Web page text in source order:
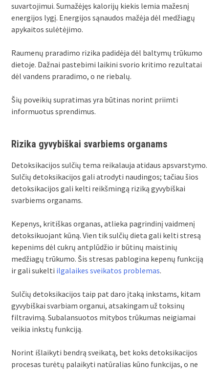
suvartojimui. Sumažėjęs kalorijų kiekis lemia mažesnį
energijos lygį. Energijos sąnaudos mažėja dėl medžiagų
apykaitos sulėtėjimo.
Raumenų praradimo rizika padidėja dėl baltymų trūkumo
dietoje. Dažnai pastebimi laikini svorio kritimo rezultatai
dėl vandens praradimo, o ne riebalų.
Šių poveikių supratimas yra būtinas norint priimti
informuotus sprendimus.
Rizika gyvybiškai svarbiems organams
Detoksikacijos sulčių tema reikalauja atidaus apsvarstymo.
Sulčių detoksikacijos gali atrodyti naudingos; tačiau šios
detoksikacijos gali kelti reikšmingą riziką gyvybiškai
svarbiems organams.
Kepenys, kritiškas organas, atlieka pagrindinį vaidmenį
detoksikuojant kūną. Vien tik sulčių dieta gali kelti stresą
kepenims dėl cukrų antplūdžio ir būtinų maistinių
medžiagų trūkumo. Šis stresas pablogina kepenų funkciją
ir gali sukelti ilgalaikes sveikatos problemas.
Sulčių detoksikacijos taip pat daro įtaką inkstams, kitam
gyvybiškai svarbiam organui, atsakingam už toksinų
filtravimą. Subalansuotos mitybos trūkumas neigiamai
veikia inkstų funkciją.
Norint išlaikyti bendrą sveikatą, bet koks detoksikacijos
procesas turėtų palaikyti natūralias kūno funkcijas, o ne